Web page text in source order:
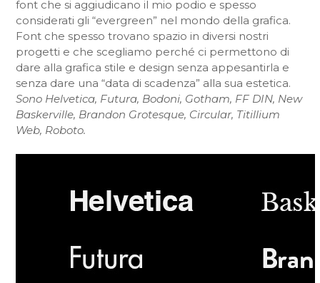
font che si aggiudicano il mio podio e spesso
considerati gli “evergreen” nel mondo della grafica.
Font che spesso trovano spazio in diversi nostri
progetti e che scegliamo perché ci permettono di
dare alla grafica stile e design senza appesantirla e
senza dare una “data di scadenza” alla sua estetica.
Sono Helvetica, Futura, Bodoni, Gotham, FF DIN, New
Baskerville, Brandon Grotesque, Circular, Titillium
Web, Roboto.